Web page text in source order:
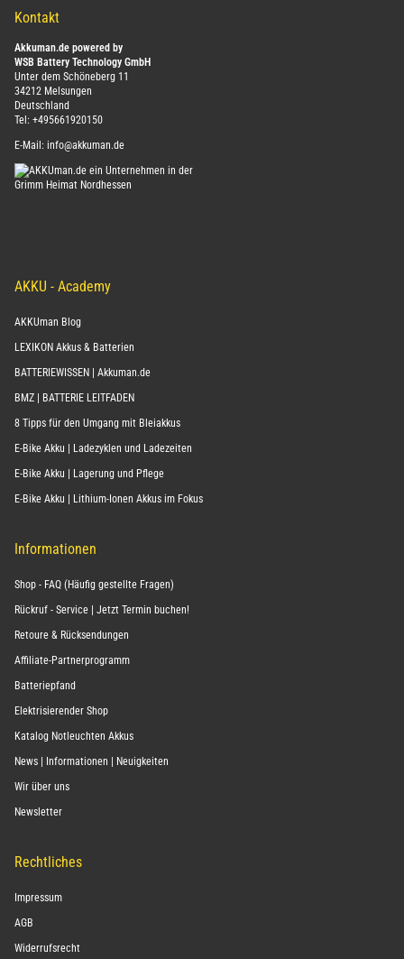
Kontakt
Akkuman.de powered by
WSB Battery Technology GmbH
Unter dem Schöneberg 11
34212 Melsungen
Deutschland
Tel: +495661920150
E-Mail: info@akkuman.de
AKKU - Academy
AKKUman Blog
LEXIKON Akkus & Batterien
BATTERIEWISSEN | Akkuman.de
BMZ | BATTERIE LEITFADEN
8 Tipps für den Umgang mit Bleiakkus
E-Bike Akku | Ladezyklen und Ladezeiten
E-Bike Akku | Lagerung und Pflege
E-Bike Akku | Lithium-Ionen Akkus im Fokus
Informationen
Shop - FAQ (Häufig gestellte Fragen)
Rückruf - Service | Jetzt Termin buchen!
Retoure & Rücksendungen
Affiliate-Partnerprogramm
Batteriepfand
Elektrisierender Shop
Katalog Notleuchten Akkus
News | Informationen | Neuigkeiten
Wir über uns
Newsletter
Rechtliches
Impressum
AGB
Widerrufsrecht